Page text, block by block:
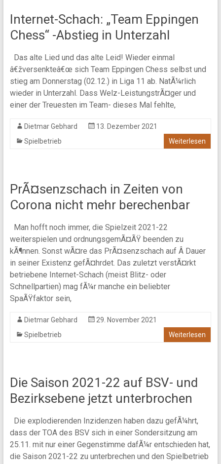
Internet-Schach: „Team Eppingen
Chess“ -Abstieg in Unterzahl
Das alte Lied und das alte Leid! Wieder einmal
â€žversenkteâ€œ sich Team Eppingen Chess selbst und
stieg am Donnerstag (02.12.) in Liga 11 ab. NatÃ¼rlich
wieder in Unterzahl. Dass Welz-LeistungstrÃ¤ger und
einer der Treuesten im Team- dieses Mal fehlte,
Dietmar Gebhard
13. Dezember 2021
Spielbetrieb
Weiterlesen
PrÃ¤senzschach in Zeiten von
Corona nicht mehr berechenbar
Man hofft noch immer, die Spielzeit 2021-22
weiterspielen und ordnungsgemÃ¤ÃŸ beenden zu
kÃ¶nnen. Sonst wÃ¤re das PrÃ¤senzschach auf Â Dauer
in seiner Existenz gefÃ¤hrdet. Das zuletzt verstÃ¤rkt
betriebene Internet-Schach (meist Blitz- oder
Schnellpartien) mag fÃ¼r manche ein beliebter
SpaÃŸfaktor sein,
Dietmar Gebhard
29. November 2021
Spielbetrieb
Weiterlesen
Die Saison 2021-22 auf BSV- und
Bezirksebene jetzt unterbrochen
Die explodierenden Inzidenzen haben dazu gefÃ¼hrt,
dass der TOA des BSV sich in einer Sondersitzung am
25.11. mit nur einer Gegenstimme dafÃ¼r entschieden hat,
die Saison 2021-22 zu unterbrechen und den Spielbetrieb